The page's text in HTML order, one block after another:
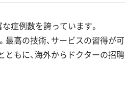
症例数を誇っています。
高の技術、サービスの習得が可
もに、海外からドクターの招聘